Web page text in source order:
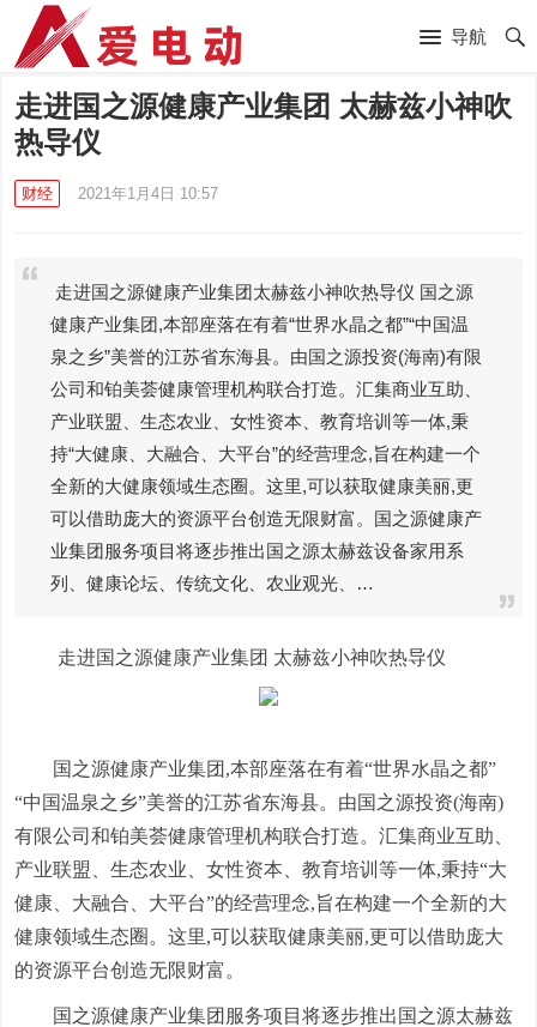
导航
走进国之源健康产业集团 太赫兹小神吹
热导仪
财经 2021年1月4日 10:57
走进国之源健康产业集团太赫兹小神吹热导仪 国之源
健康产业集团,本部座落在有着“世界水晶之都”“中国温
泉之乡”美誉的江苏省东海县。由国之源投资(海南)有限
公司和铂美荟健康管理机构联合打造。汇集商业互助、
产业联盟、生态农业、女性资本、教育培训等一体,秉
持“大健康、大融合、大平台”的经营理念,旨在构建一个
全新的大健康领域生态圈。这里,可以获取健康美丽,更
可以借助庞大的资源平台创造无限财富。国之源健康产
业集团服务项目将逐步推出国之源太赫兹设备家用系
列、健康论坛、传统文化、农业观光、…
走进国之源健康产业集团 太赫兹小神吹热导仪
国之源健康产业集团,本部座落在有着“世界水晶之都”
“中国温泉之乡”美誉的江苏省东海县。由国之源投资(海南)
有限公司和铂美荟健康管理机构联合打造。汇集商业互助、
产业联盟、生态农业、女性资本、教育培训等一体,秉持“大
健康、大融合、大平台”的经营理念,旨在构建一个全新的大
健康领域生态圈。这里,可以获取健康美丽,更可以借助庞大
的资源平台创造无限财富。
国之源健康产业集团服务项目将逐步推出国之源太赫兹